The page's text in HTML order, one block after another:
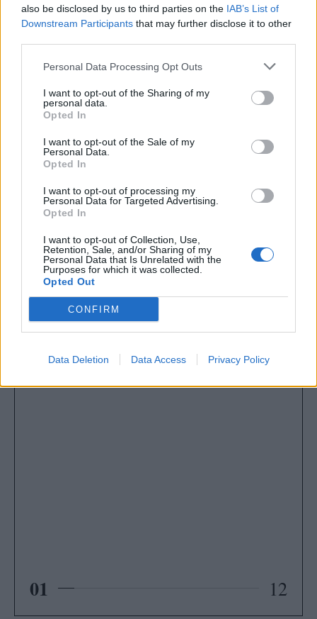
also be disclosed by us to third parties on the IAB’s List of
Downstream Participants that may further disclose it to other
Personal Data Processing Opt Outs
I want to opt-out of the Sharing of my
personal data.
Opted In
I want to opt-out of the Sale of my
Personal Data.
Opted In
I want to opt-out of processing my
Personal Data for Targeted Advertising.
Opted In
I want to opt-out of Collection, Use,
Retention, Sale, and/or Sharing of my
Personal Data that Is Unrelated with the
Purposes for which it was collected.
Opted Out
CONFIRM
Data Deletion Data Access Privacy Policy
Mήπως η Kate Middleton «απειλείται» από την
Amal Alamuddin;
01 12